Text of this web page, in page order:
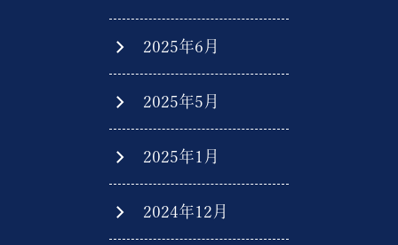
2025年6月
2025年5月
2025年1月
2024年12月